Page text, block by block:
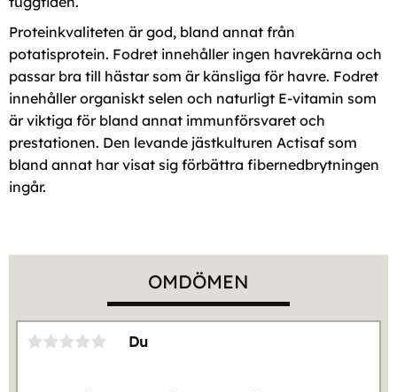
Proteinkvaliteten är god, bland annat från
potatisprotein. Fodret innehåller ingen havrekärna och
passar bra till hästar som är känsliga för havre. Fodret
innehåller organiskt selen och naturligt E-vitamin som
är viktiga för bland annat immunförsvaret och
prestationen. Den levande jästkulturen Actisaf som
bland annat har visat sig förbättra fibernedbrytningen
ingår.
OMDÖMEN
Du